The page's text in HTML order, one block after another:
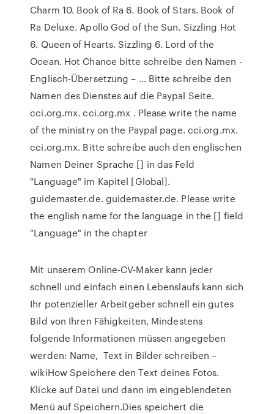
Charm 10. Book of Ra 6. Book of Stars. Book of
Ra Deluxe. Apollo God of the Sun. Sizzling Hot
6. Queen of Hearts. Sizzling 6. Lord of the
Ocean. Hot Chance bitte schreibe den Namen -
Englisch-Übersetzung – … Bitte schreibe den
Namen des Dienstes auf die Paypal Seite.
cci.org.mx. cci.org.mx . Please write the name
of the ministry on the Paypal page. cci.org.mx.
cci.org.mx. Bitte schreibe auch den englischen
Namen Deiner Sprache [] in das Feld
"Language" im Kapitel [Global].
guidemaster.de. guidemaster.de. Please write
the english name for the language in the [] field
"Language" in the chapter
Mit unserem Online-CV-Maker kann jeder
schnell und einfach einen Lebenslaufs kann sich
Ihr potenzieller Arbeitgeber schnell ein gutes
Bild von Ihren Fähigkeiten, Mindestens
folgende Informationen müssen angegeben
werden: Name, Text in Bilder schreiben –
wikiHow Speichere den Text deines Fotos.
Klicke auf Datei und dann im eingeblendeten
Menü auf Speichern.Dies speichert die